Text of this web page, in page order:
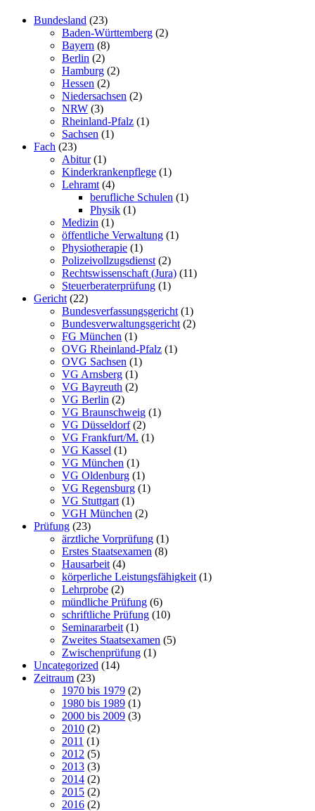
Bundesland (23)
Baden-Württemberg (2)
Bayern (8)
Berlin (2)
Hamburg (2)
Hessen (2)
Niedersachsen (2)
NRW (3)
Rheinland-Pfalz (1)
Sachsen (1)
Fach (23)
Abitur(1)
Kinderkrankenpflege (1)
Lehramt (4)
berufliche Schulen (1)
Physik (1)
Medizin (1)
öffentliche Verwaltung (1)
Physiotherapie (1)
Polizeivollzugsdienst (2)
Rechtswissenschaft (Jura) (11)
Steuerberaterprüfung (1)
Gericht (22)
Bundesverfassungsgericht (1)
Bundesverwaltungsgericht (2)
FG München (1)
OVG Rheinland-Pfalz (1)
OVG Sachsen (1)
VG Arnsberg (1)
VG Bayreuth (2)
VG Berlin (2)
VG Braunschweig (1)
VG Düsseldorf(2)
VG Frankfurt/M. (1)
VG Kassel (1)
VG München (1)
VG Oldenburg (1)
VG Regensburg (1)
VG Stuttgart (1)
VGH München (2)
Prüfung (23)
ärztliche Vorprüfung (1)
Erstes Staatsexamen (8)
Hausarbeit (4)
körperliche Leistungsfähigkeit (1)
Lehrprobe (2)
mündliche Prüfung (6)
schriftliche Prüfung (10)
Seminararbeit (1)
Zweites Staatsexamen (5)
Zwischenprüfung (1)
Uncategorized (14)
Zeitraum (23)
1970 bis 1979 (2)
1980 bis 1989 (1)
2000 bis 2009 (3)
2010 (2)
2011 (1)
2012 (5)
2013 (3)
2014 (2)
2015 (2)
2016 (2)